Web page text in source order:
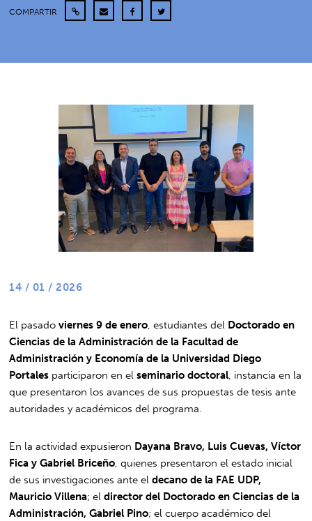
COMPARTIR
14 / 01 / 2026
El pasadoviernes 9 de enero , estudiantes del Doctorado en
Ciencias de la Administración de la Facultad de
Administración y Economía de la Universidad Diego
Portales participaron en elseminario doctoral , instancia en la
que presentaron los avances de sus propuestas de tesis ante
autoridades y académicos del programa.
En la actividad expusieron Dayana Bravo, Luis Cuevas, Víctor
Fica y Gabriel Briceño , quienes presentaron el estado inicial
de sus investigaciones ante eldecano de la FAE UDP,
Mauricio Villena; eldirector del Doctorado en Ciencias de la
Administración, Gabriel Pino; el cuerpo académico del